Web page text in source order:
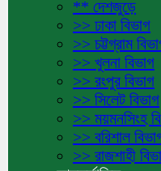
** দেশজুড়ে
>> ঢাকা বিভাগ
>> চট্টগ্রাম
>> খুলনা বিভাগ
>> রংপুর বিভাগ
>> সিলেট বিভাগ
>> ময়মনসিংহ
>> বরিশাল
>> রাজশাহী